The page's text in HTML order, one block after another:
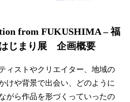
from FUKUSHIMA – 福
じまり展 企画概要
ィストやクリエイター、地域の
けや背景で出会い、どのように
がら作品を形づくっていったの